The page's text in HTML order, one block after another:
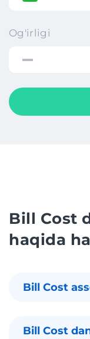
Og'irligi
Bill Cost
haqida
Bill Cost
Bill Cost